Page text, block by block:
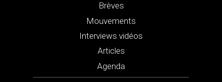
Brèves
Mouvements
Interviews vidéos
Articles
Agenda